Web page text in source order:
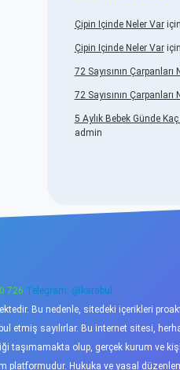
Çipin Içinde Neler Variçin
Çipin Içinde Neler Variçin
72 Sayısının Çarpanları
72 Sayısının Çarpanları
5 Aylık Bebek Günde
admin
726 Telegram: @karabul
Bu nedenle, sitedeki içerikleri
etmiş sayılırlar. Bu internet sitesi,
taşımamakta olup, gerçek kurum ve
Hukuka ve yasal